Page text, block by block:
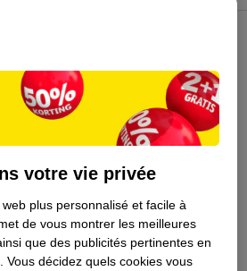
votre vie privée
plus personnalisé et facile à
de vous montrer les meilleures
que des publicités pertinentes en
Vous décidez quels cookies vous